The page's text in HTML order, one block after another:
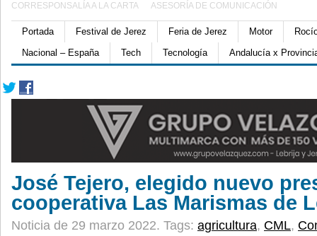
CORRESPONSALÍA A LA CARTA ASESORÍA DE COMUNICACIÓN
Portada Festival de Jerez Feria de Jerez Motor
Nacional – España
Tech Tecnología Andalucía x
José Tejero, elegido nuevo
cooperativa Las Marismas de
Noticia de 29 marzo 2022. Tags: agricultura, CML,